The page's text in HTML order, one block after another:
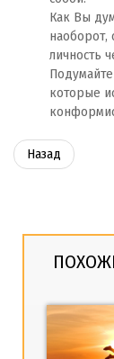
Как Вы
наоборот,
личность
которые
Назад